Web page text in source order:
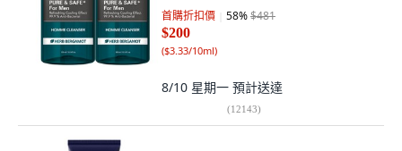
首購折扣價 58%$481
$200
($3.33/10ml)
8/10 星期一 預計送達
(12143)